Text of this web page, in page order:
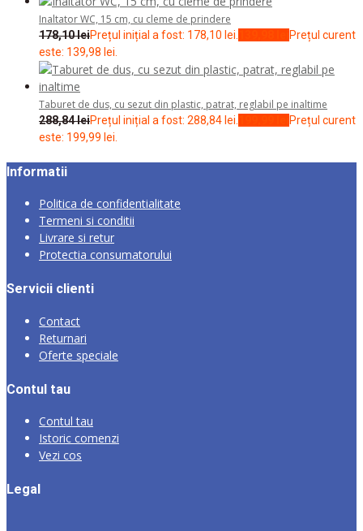
Inaltator WC, 15 cm, cu cleme de prindere
178,10leiPrețul inițial a fost: 178,10 lei.
Prețul curent
este: 139,98 lei.
Taburet de dus, cu sezut din plastic, patrat, reglabil pe inaltime
288,84leiPrețul inițial a fost: 288,84 lei.
Prețul curent
este: 199,99 lei.
Informatii
Politica de confidentialitate
Termeni si conditii
Livrare si retur
Protectia consumatorului
Servicii clienti
Contact
Returnari
Oferte speciale
Contul tau
Contul tau
Istoric comenzi
Vezi cos
Legal